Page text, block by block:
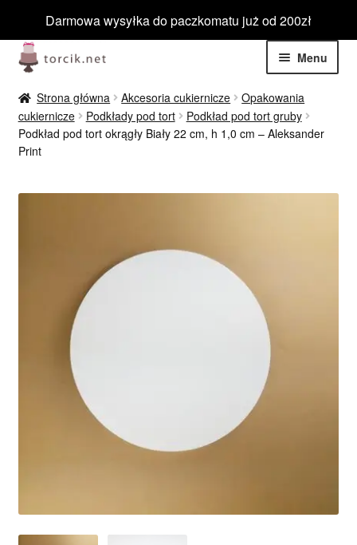
Darmowa wysyłka do paczkomatu już od 200zł
Przejdź
do
nawigacji
Przejdź
do
treści
Menu
Jadalne
Niejadalne
Rozwiń
menu
Wyprzedaż
Ozdoby na tort weselny
Strona główna Akcesoria cukiernicze
Opakowania
cukiernicze
Podkłady pod tort
Podkład pod tort gruby
Podkład pod tort okrągły Biały 22 cm, h 1,0 cm – Aleksander
Print